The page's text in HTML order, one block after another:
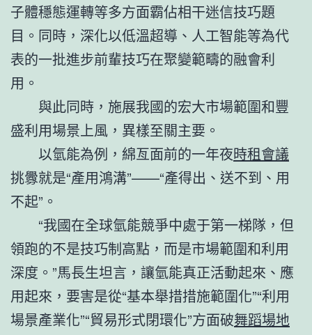
子體穩態運轉等多方面霸佔相干迷信技巧題
目。同時，深化以低溫超導、人工智能等為代
表的一批進步前輩技巧在聚變範疇的融會利
用。
與此同時，施展我國的宏大市場範圍和豐
盛利用場景上風，異樣至關主要。
以氫能為例，綿亙面前的一年夜時租會議
挑釁就是“產用鴻溝”——“產得出、送不到、用
不起”。
“我國在全球氫能競爭中處于第一梯隊，但
領跑的不是技巧制高點，而是市場範圍和利用
深度。”馬長生坦言，讓氫能真正活動起來、應
用起來，要害是從“基本舉措措施範圍化”“利用
場景產業化”“貿易形式閉環化”方面破舞蹈場地